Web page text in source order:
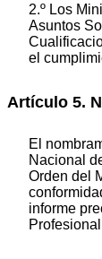
2.º Los
Asuntos
el
Artículo 5.
El
Nacional
Orden del
informe